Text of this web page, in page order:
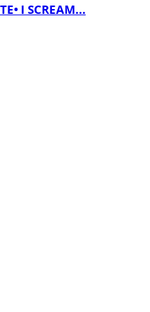
I SCREAM...